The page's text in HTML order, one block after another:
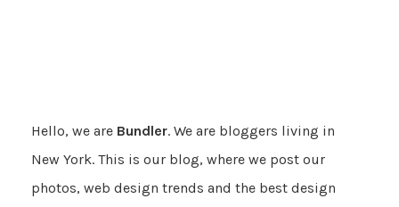
Hello, we are Bundler. We are bloggers living in
New York. This is our blog, where we post our
photos, web design trends and the best design